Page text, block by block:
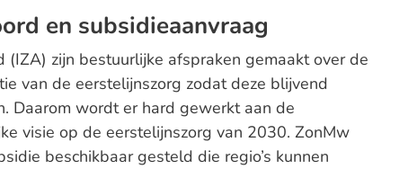
en subsidieaanvraag
(IZA) zijn bestuurlijke afspraken gemaakt over de
van de eerstelijnszorg zodat deze blijvend
Daarom wordt er hard gewerkt aan de
visie op de eerstelijnszorg van 2030. ZonMw
beschikbaar gesteld die regio’s kunnen